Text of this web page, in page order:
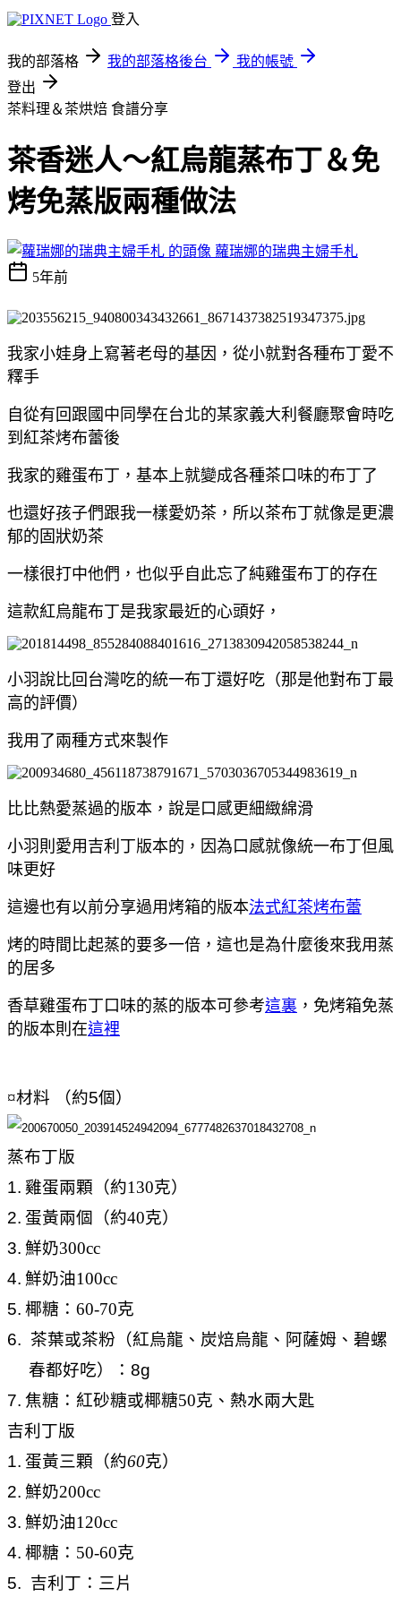
登入
我的部落格 我的部落格後台
我的帳號
登出
茶料理＆茶烘焙 食譜分享
茶香迷人～紅烏龍蒸布丁＆免
烤免蒸版兩種做法
蘿瑞娜的瑞典主婦手札
5年前
我家小娃身上寫著老母的基因，從小就對各種布丁愛不
釋手
自從有回跟國中同學在台北的某家義大利餐廳聚會時吃
到紅茶烤布蕾後
我家的雞蛋布丁，基本上就變成各種茶口味的布丁了
也還好孩子們跟我一樣愛奶茶，所以茶布丁就像是更濃
郁的固狀奶茶
一樣很打中他們，也似乎自此忘了純雞蛋布丁的存在
這款紅烏龍布丁是我家最近的心頭好，
小羽說比回台灣吃的統一布丁還好吃（那是他對布丁最
高的評價）
我用了兩種方式來製作
比比熱愛蒸過的版本，說是口感更細緻綿滑
小羽則愛用吉利丁版本的，因為口感就像統一布丁但風
味更好
這邊也有以前分享過用烤箱的版本法式紅茶烤布蕾
烤的時間比起蒸的要多一倍，這也是為什麼後來我用蒸
的居多
香草雞蛋布丁口味的蒸的版本可參考這裏 ，免烤箱免蒸
的版本則在這裡
¤材料 （約5個）
蒸布丁版
1. 雞蛋兩顆（約130克）
2. 蛋黃兩個（約40克）
3. 鮮奶300cc
4. 鮮奶油100cc
5. 椰糖： 60-70克
6. 茶葉或茶粉（紅烏龍、炭焙烏龍、阿薩姆、碧螺
春都好吃）：8g
7. 焦糖：紅砂糖或椰糖50克、熱水兩大匙
吉利丁版
1. 蛋黃三顆（約60克）
2. 鮮奶200cc
3. 鮮奶油120cc
4. 椰糖： 50-60克
5. 吉利丁：三片